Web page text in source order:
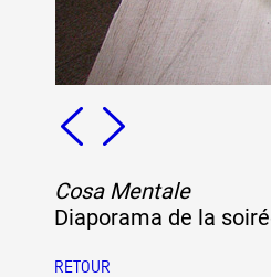
Cosa Mentale
Diaporama de la
RETOUR